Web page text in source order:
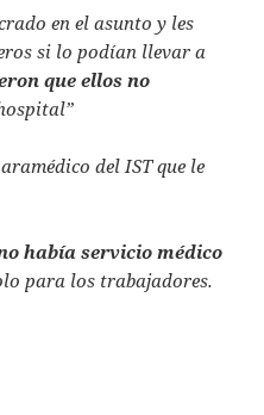
en el asunto y les
si lo podían llevar a
que ellos no
del IST que le
había servicio médico
para los trabajadores.